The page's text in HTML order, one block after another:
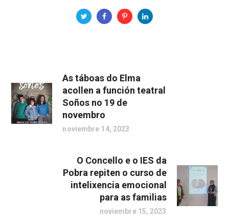
As táboas do Elma
acollen a función teatral
Soños no 19 de
novembro
noviembre 14, 2023
O Concello e o IES da
Pobra repiten o curso de
intelixencia emocional
para as familias
noviembre 15, 2023